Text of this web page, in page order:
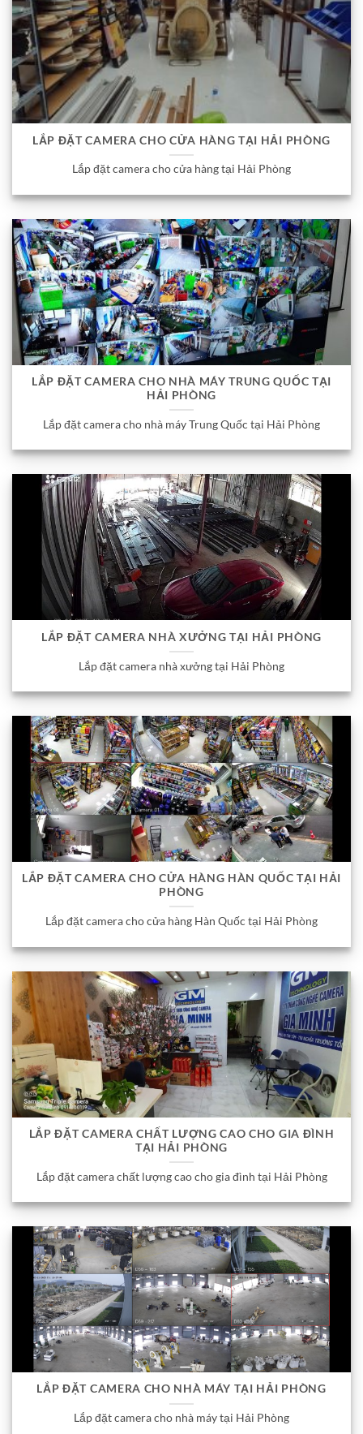
LẮP ĐẶT CAMERA CHO CỬA HÀNG TẠI HẢI PHÒNG
Lắp đặt camera cho cửa hàng tại Hải Phòng
LẮP ĐẶT CAMERA CHO NHÀ MÁY TRUNG QUỐC TẠI
HẢI PHÒNG
Lắp đặt camera cho nhà máy Trung Quốc tại Hải Phòng
LẮP ĐẶT CAMERA NHÀ XƯỞNG TẠI HẢI PHÒNG
Lắp đặt camera nhà xưởng tại Hải Phòng
LẮP ĐẶT CAMERA CHO CỬA HÀNG HÀN QUỐC TẠI HẢI
PHÒNG
Lắp đặt camera cho cửa hàng Hàn Quốc tại Hải Phòng
LẮP ĐẶT CAMERA CHẤT LƯỢNG CAO CHO GIA ĐÌNH
TẠI HẢI PHÒNG
Lắp đặt camera chất lượng cao cho gia đình tại Hải Phòng
LẮP ĐẶT CAMERA CHO NHÀ MÁY TẠI HẢI PHÒNG
Lắp đặt camera cho nhà máy tại Hải Phòng